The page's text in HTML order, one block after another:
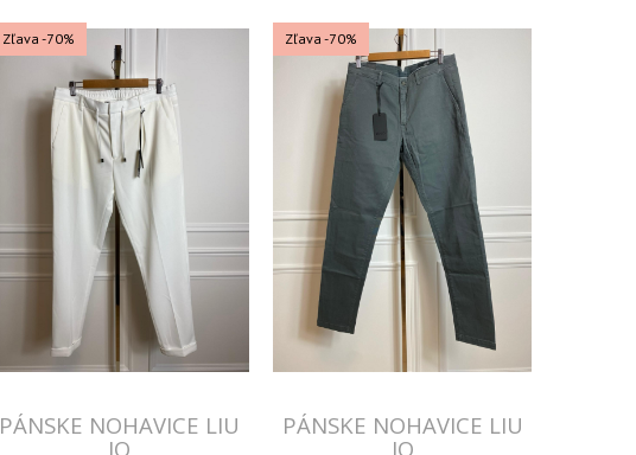
Zľava -70%
PÁNSKE NOHAVICE LIU
JO
Zľava -70%
PÁNSKE NOHAVICE LIU
JO